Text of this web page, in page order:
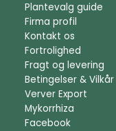
Plantevalg guide
Firma profil
Kontakt os
Fortrolighed
Fragt og levering
Betingelser & Vilkår
Verver Export
Mykorrhiza
Facebook